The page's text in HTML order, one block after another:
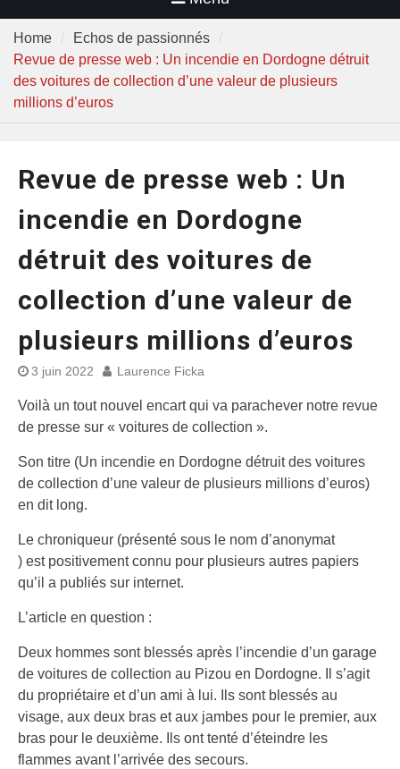
Home
Echos de passionnés
Revue de presse web : Un incendie en Dordogne détruit
des voitures de collection d’une valeur de plusieurs
millions d’euros
Revue de presse web : Un
incendie en Dordogne
détruit des voitures de
collection d’une valeur de
plusieurs millions d’euros
3 juin 2022 Laurence Ficka
Voilà un tout nouvel encart qui va parachever notre revue
de presse sur « voitures de collection ».
Son titre (Un incendie en Dordogne détruit des voitures
de collection d’une valeur de plusieurs millions d’euros)
en dit long.
Le chroniqueur (présenté sous le nom d’anonymat
) est positivement connu pour plusieurs autres papiers
qu’il a publiés sur internet.
L’article en question :
Deux hommes sont blessés après l’incendie d’un garage
de voitures de collection au Pizou en Dordogne. Il s’agit
du propriétaire et d’un ami à lui. Ils sont blessés au
visage, aux deux bras et aux jambes pour le premier, aux
bras pour le deuxième. Ils ont tenté d’éteindre les
flammes avant l’arrivée des secours.